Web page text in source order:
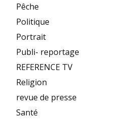
Pêche
Politique
Portrait
Publi- reportage
REFERENCE TV
Religion
revue de presse
Santé